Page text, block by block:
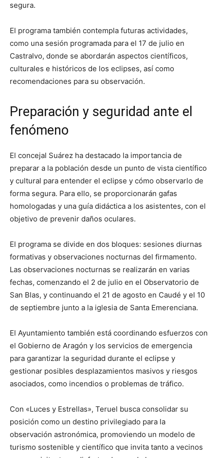
segura.
El programa también contempla futuras actividades,
como una sesión programada para el 17 de julio en
Castralvo, donde se abordarán aspectos científicos,
culturales e históricos de los eclipses, así como
recomendaciones para su observación.
Preparación y seguridad ante el
fenómeno
El concejal Suárez ha destacado la importancia de
preparar a la población desde un punto de vista científico
y cultural para entender el eclipse y cómo observarlo de
forma segura. Para ello, se proporcionarán gafas
homologadas y una guía didáctica a los asistentes, con el
objetivo de prevenir daños oculares.
El programa se divide en dos bloques: sesiones diurnas
formativas y observaciones nocturnas del firmamento.
Las observaciones nocturnas se realizarán en varias
fechas, comenzando el 2 de julio en el Observatorio de
San Blas, y continuando el 21 de agosto en Caudé y el 10
de septiembre junto a la iglesia de Santa Emerenciana.
El Ayuntamiento también está coordinando esfuerzos con
el Gobierno de Aragón y los servicios de emergencia
para garantizar la seguridad durante el eclipse y
gestionar posibles desplazamientos masivos y riesgos
asociados, como incendios o problemas de tráfico.
Con «Luces y Estrellas», Teruel busca consolidar su
posición como un destino privilegiado para la
observación astronómica, promoviendo un modelo de
turismo sostenible y científico que invita tanto a vecinos